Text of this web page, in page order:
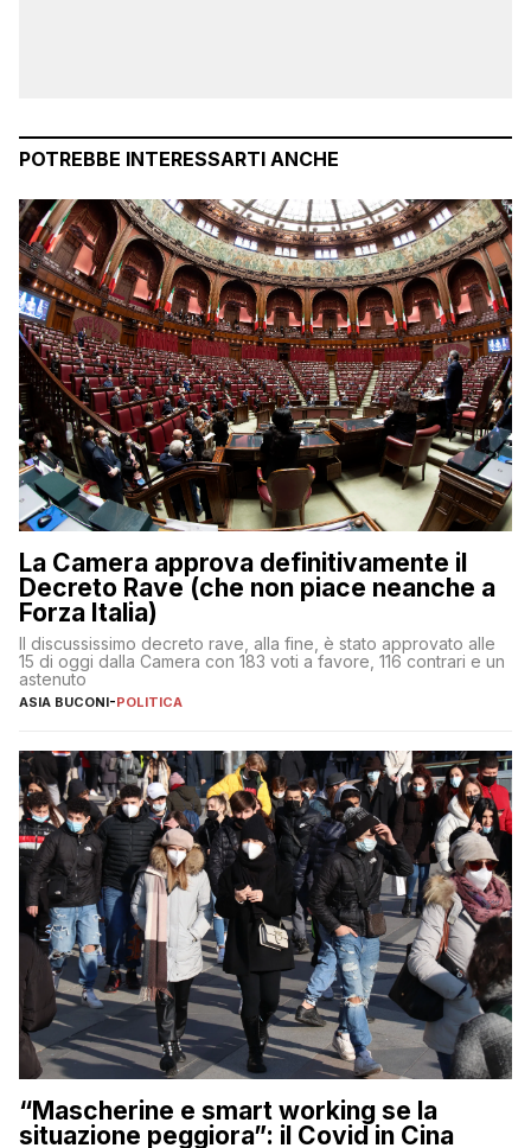
POTREBBE INTERESSARTI ANCHE
La Camera approva definitivamente il
Decreto Rave (che non piace neanche a
Forza Italia)
Il discussissimo decreto rave, alla fine, è stato approvato alle
15 di oggi dalla Camera con 183 voti a favore, 116 contrari e un
astenuto
ASIA BUCONI-POLITICA
“Mascherine e smart working se la
situazione peggiora”: il Covid in Cina